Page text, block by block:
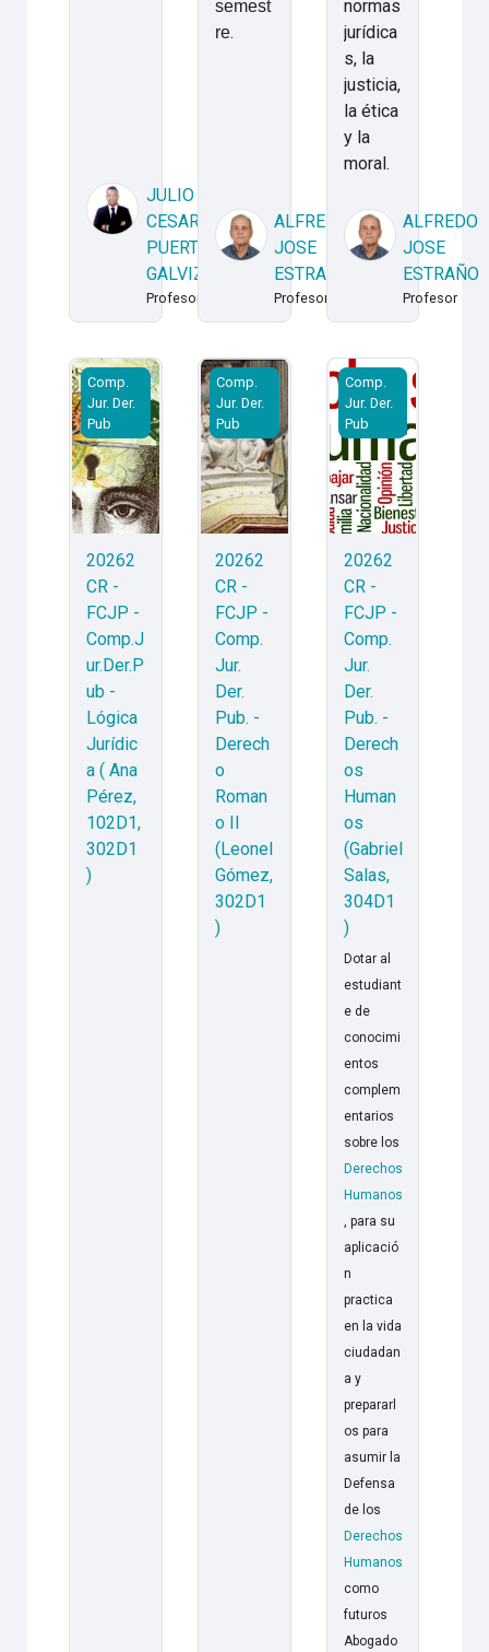
JULIO
CESAR
PUERTA
GALVIZ
Profesor
semest
re.
ALFREDO
JOSE
ESTRAÑO
Profesor
normas
jurídica
s, la
justicia,
la ética
y la
moral.
ALFREDO
JOSE
ESTRAÑO
Profesor
20262CR - FCJP - Comp.Jur.Der.Pub - Lógica
Comp.
Jur. Der.
Pub
20262
CR -
FCJP -
Comp.J
ur.Der.P
ub -
Lógica
Jurídic
a ( Ana
Pérez,
102D1,
302D1
)
20262CR - FCJP - Comp. Jur. Der.
Comp.
Jur. Der.
Pub
20262
CR -
FCJP -
Comp.
Jur.
Der.
Pub. -
Derech
o
Roman
o II
(Leonel
Gómez,
302D1
)
20262CR - FCJP -
Comp.
Jur. Der.
Pub
20262
CR -
FCJP -
Comp.
Jur.
Der.
Pub. -
Derech
os
Human
os
(Gabriel
Salas,
304D1
)
Dotar al
estudiant
e de
conocimi
entos
complem
entarios
sobre los
Derechos
Humanos
, para su
aplicació
n
practica
en la vida
ciudadan
a y
prepararl
os para
asumir la
Defensa
de los
Derechos
Humanos
como
futuros
Abogado